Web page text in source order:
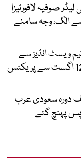
صوفیہ لافورٹیزا
الگ، وجہ سامنے
ویسٹ انڈیز سے
انگلینڈ پہنچ گئی، 12 اگست سے پریکٹس
دورہ سعودی عرب
پہنچ گئے